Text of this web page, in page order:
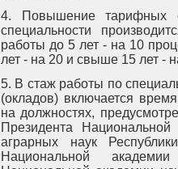
4. Повышение тарифных
специальности
работы до 5 лет - на 10
лет - на 20 и свыше 15 лет -
5. В стаж работы по
(окладов) включается
на должностях,
Президента
аграрных наук
Национальной